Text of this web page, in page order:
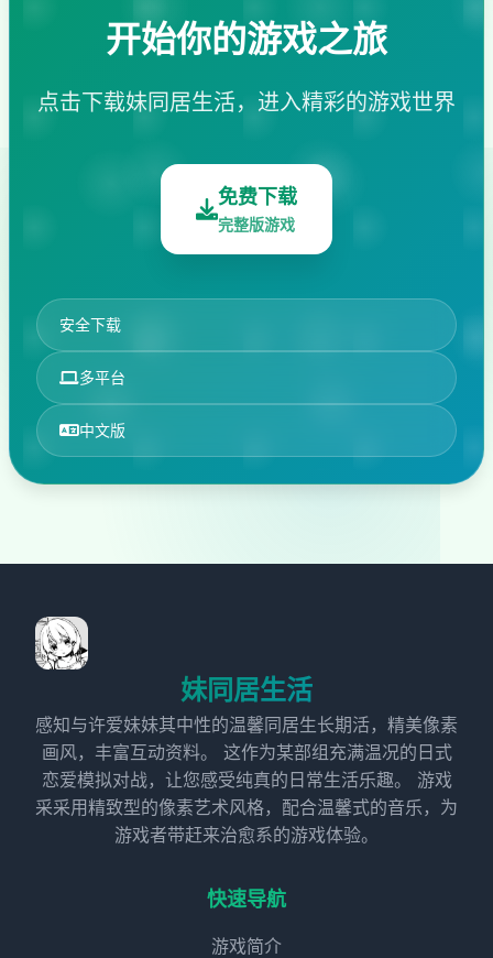
开始你的游戏之旅
点击下载妹同居生活，进入精彩的游戏世界
免费下载
完整版游戏
安全下载
多平台
中文版
妹同居生活
感知与许爱妹妹其中性的温馨同居生长期活，精美像素
画风，丰富互动资料。 这作为某部组充满温况的日式
恋爱模拟对战，让您感受纯真的日常生活乐趣。 游戏
采采用精致型的像素艺术风格，配合温馨式的音乐，为
游戏者带赶来治愈系的游戏体验。
快速导航
游戏简介